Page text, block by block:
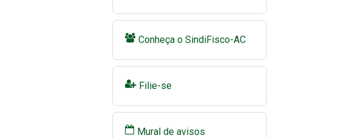
Conheça o SindiFisco-AC
Filie-se
Mural de avisos